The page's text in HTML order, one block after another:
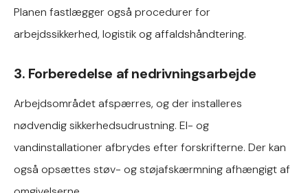
Planen fastlægger også procedurer for
arbejdssikkerhed, logistik og affaldshåndtering.
3. Forberedelse af nedrivningsarbejde
Arbejdsområdet afspærres, og der installeres
nødvendig sikkerhedsudrustning. El- og
vandinstallationer afbrydes efter forskrifterne. Der kan
også opsættes støv- og støjafskærmning afhængigt af